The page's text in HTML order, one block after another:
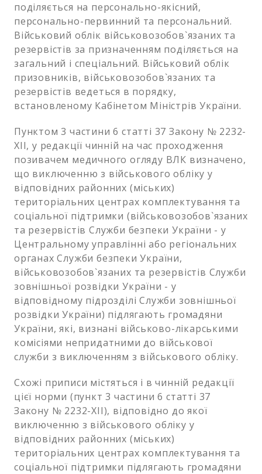
поділяється на персонально-якісний,
персонально-первинний та персональний.
Військовий облік військовозобов`язаних та
резервістів за призначенням поділяється на
загальний і спеціальний. Військовий облік
призовників, військовозобов`язаних та
резервістів ведеться в порядку,
встановленому Кабінетом Міністрів України.
Пунктом 3 частини 6 статті 37 Закону № 2232-
XII, у редакції чинній на час проходження
позивачем медичного огляду ВЛК визначено,
що виключенню з військового обліку у
відповідних районних (міських)
територіальних центрах комплектування та
соціальної підтримки (військовозобов`язаних
та резервістів Служби безпеки України - у
Центральному управлінні або регіональних
органах Служби безпеки України,
військовозобов`язаних та резервістів Служби
зовнішньої розвідки України - у
відповідному підрозділі Служби зовнішньої
розвідки України) підлягають громадяни
України, які, визнані військово-лікарськими
комісіями непридатними до військової
служби з виключенням з військового обліку.
Схожі приписи містяться і в чинній редакції
цієї норми (пункт 3 частини 6 статті 37
Закону № 2232-XII), відповідно до якої
виключенню з військового обліку у
відповідних районних (міських)
територіальних центрах комплектування та
соціальної підтримки підлягають громадяни